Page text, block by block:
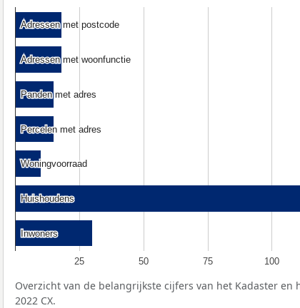
25 50 75 100
Adressen met postcode
Adressen met postcode
Adressen met woonfunctie
Adressen met woonfunctie
Panden met adres
Panden met adres
Percelen met adres
Percelen met adres
Woningvoorraad
Woningvoorraad
Huishoudens
Huishoudens
Inwoners
Inwoners
Overzicht van de belangrijkste cijfers van het Kadaster en
2022 CX.